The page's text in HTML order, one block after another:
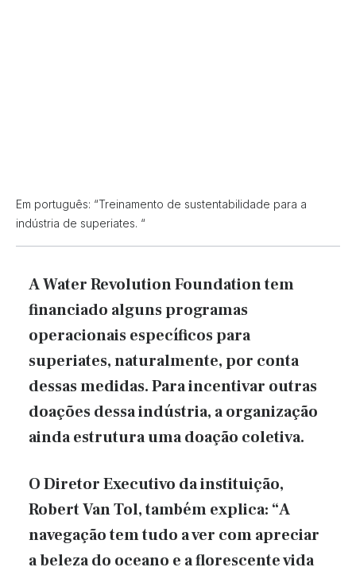
Em português: “Treinamento de sustentabilidade para a
indústria de superiates. “
A Water Revolution Foundation tem
financiado alguns programas
operacionais específicos para
superiates, naturalmente, por conta
dessas medidas. Para incentivar outras
doações dessa indústria, a organização
ainda estrutura uma doação coletiva.
O Diretor Executivo da instituição,
Robert Van Tol, também explica: “A
navegação tem tudo a ver com apreciar
a beleza do oceano e a florescente vida